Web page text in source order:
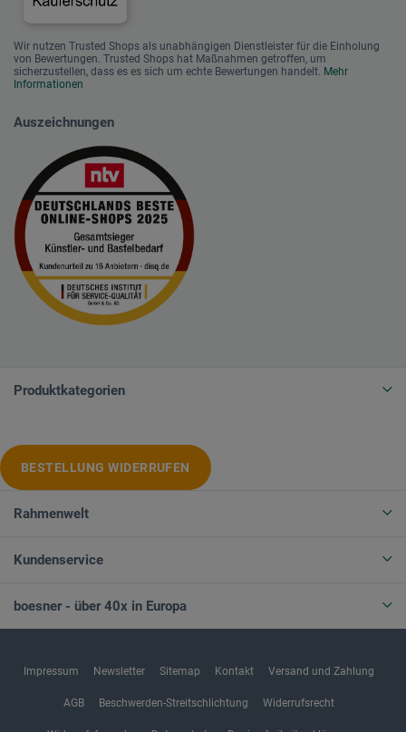
Wir nutzen Trusted Shops als unabhängigen Dienstleister für die Einholung
von Bewertungen. Trusted Shops hat Maßnahmen getroffen, um
sicherzustellen, dass es es sich um echte Bewertungen handelt. Mehr
Informationen
Auszeichnungen
Produktkategorien
BESTELLUNG WIDERRUFEN
Rahmenwelt
Kundenservice
boesner - über 40x in Europa
Impressum Newsletter Sitemap Kontakt Versand und Zahlung
AGB Beschwerden-Streitschlichtung Widerrufsrecht